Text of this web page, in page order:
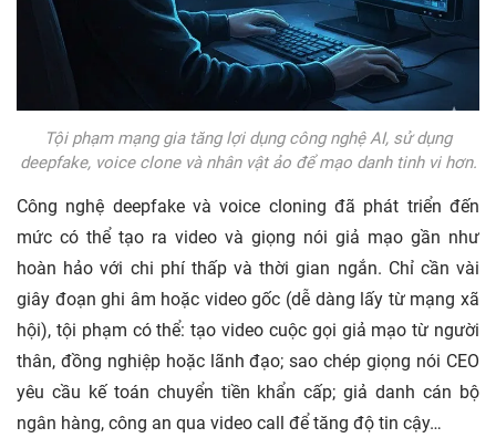
Tội phạm mạng gia tăng lợi dụng công nghệ AI, sử dụng
deepfake, voice clone và nhân vật ảo để mạo danh tinh vi hơn.
Công nghệ deepfake và voice cloning đã phát triển đến
mức có thể tạo ra video và giọng nói giả mạo gần như
hoàn hảo với chi phí thấp và thời gian ngắn. Chỉ cần vài
giây đoạn ghi âm hoặc video gốc (dễ dàng lấy từ mạng xã
hội), tội phạm có thể: tạo video cuộc gọi giả mạo từ người
thân, đồng nghiệp hoặc lãnh đạo; sao chép giọng nói CEO
yêu cầu kế toán chuyển tiền khẩn cấp; giả danh cán bộ
ngân hàng, công an qua video call để tăng độ tin cậy…